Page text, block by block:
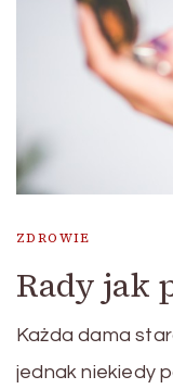
ZDROWIE
Rady jak
Każda dama
jednak niekiedy